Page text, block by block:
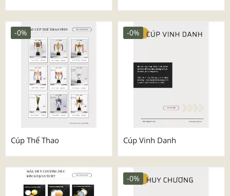
Cúp Thể Thao
-0%
Cúp Vinh Danh
-0%
-0%